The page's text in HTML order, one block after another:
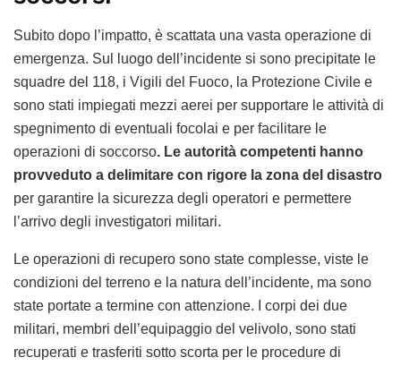
Subito dopo l’impatto, è scattata una vasta operazione di
emergenza. Sul luogo dell’incidente si sono precipitate le
squadre del 118, i Vigili del Fuoco, la Protezione Civile e
sono stati impiegati mezzi aerei per supportare le attività di
spegnimento di eventuali focolai e per facilitare le
operazioni di soccorso. Le autorità competenti hanno
provveduto a delimitare con rigore la zona del disastro
per garantire la sicurezza degli operatori e permettere
l’arrivo degli investigatori militari.
Le operazioni di recupero sono state complesse, viste le
condizioni del terreno e la natura dell’incidente, ma sono
state portate a termine con attenzione. I corpi dei due
militari, membri dell’equipaggio del velivolo, sono stati
recuperati e trasferiti sotto scorta per le procedure di